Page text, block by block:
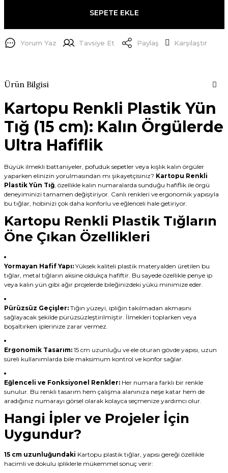
SEPETE EKLE
Yorum Yaz Tavsiye Et Paylaş Karşılaştır
Ürün Bilgisi
Kartopu Renkli Plastik Yün
Tığ (15 cm): Kalın Örgülerde
Ultra Hafiflik
Büyük ilmekli battaniyeler, pofuduk sepetler veya kışlık kalın örgüler
yaparken elinizin yorulmasından mı şikayetçisiniz? Kartopu Renkli
Plastik Yün Tığ, özellikle kalın numaralarda sunduğu hafiflik ile örgü
deneyiminizi tamamen değiştiriyor. Canlı renkleri ve ergonomik yapısıyla
bu tığlar, hobinizi çok daha konforlu ve eğlenceli hale getiriyor.
Kartopu Renkli Plastik Tığların
Öne Çıkan Özellikleri
Yormayan Hafif Yapı:Yüksek kaliteli plastik materyalden üretilen bu
tığlar, metal tığların aksine oldukça hafiftir. Bu sayede özellikle penye ip
veya kalın yün gibi ağır projelerde bileğinizdeki yükü minimize eder.
Pürüzsüz Geçişler:Tığın yüzeyi, ipliğin takılmadan akmasını
sağlayacak şekilde pürüzsüzleştirilmiştir. İlmekleri toplarken veya
boşaltırken iplerinize zarar vermez.
Ergonomik Tasarım:15 cm uzunluğu ve ele oturan gövde yapısı, uzun
süreli kullanımlarda bile maksimum kontrol ve konfor sağlar.
Eğlenceli ve Fonksiyonel Renkler:Her numara farklı bir renkle
sunulur. Bu renkli tasarım hem çalışma alanınıza neşe katar hem de
aradığınız numarayı görsel olarak kolayca seçmenize yardımcı olur.
Hangi İpler ve Projeler İçin
Uygundur?
15 cm uzunluğundaki Kartopu plastik tığlar, yapısı gereği özellikle
hacimli ve dokulu ipliklerle mükemmel sonuç verir: